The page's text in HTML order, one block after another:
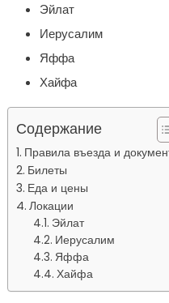
Эйлат
Иерусалим
Яффа
Хайфа
Содержание
Правила въезда и
Билеты
Еда и цены
Локации
Эйлат
Иерусалим
Яффа
Хайфа